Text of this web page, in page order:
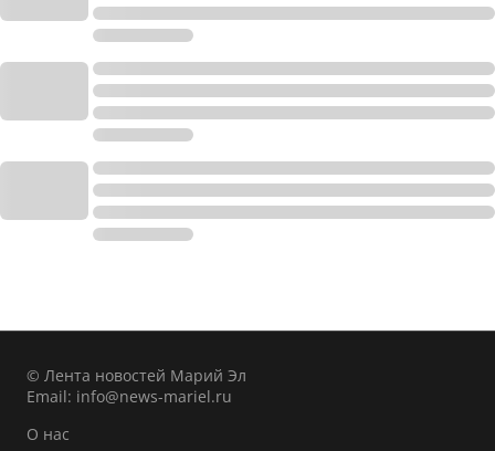
© Лента новостей Марий Эл
Email: info@news-mariel.ru
О нас